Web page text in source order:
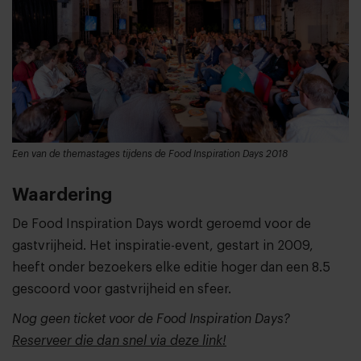
Een van de themastages tijdens de Food Inspiration Days 2018
Waardering
De Food Inspiration Days wordt geroemd voor de
gastvrijheid. Het inspiratie-event, gestart in 2009,
heeft onder bezoekers elke editie hoger dan een 8.5
gescoord voor gastvrijheid en sfeer.
Nog geen ticket voor de Food Inspiration Days?
Reserveer die dan snel via deze link!